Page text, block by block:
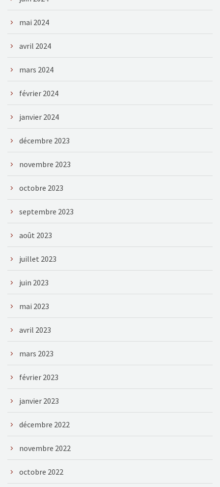
mai 2024
avril 2024
mars 2024
février 2024
janvier 2024
décembre 2023
novembre 2023
octobre 2023
septembre 2023
août 2023
juillet 2023
juin 2023
mai 2023
avril 2023
mars 2023
février 2023
janvier 2023
décembre 2022
novembre 2022
octobre 2022